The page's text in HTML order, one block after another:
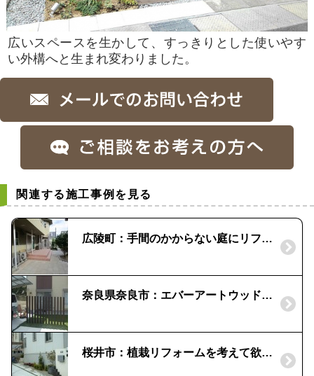
広いスペースを生かして、すっきりとした使いやす
い外構へと生まれ変わりました。
関連する施工事例を見る
広陵町：手間のかからない庭にリフォーム！｜雑草対策
奈良県奈良市：エバーアートウッドの縦格子 | 採光と風通し
桜井市：植栽リフォームを考えて欲しい！|ピンコロ石で花壇